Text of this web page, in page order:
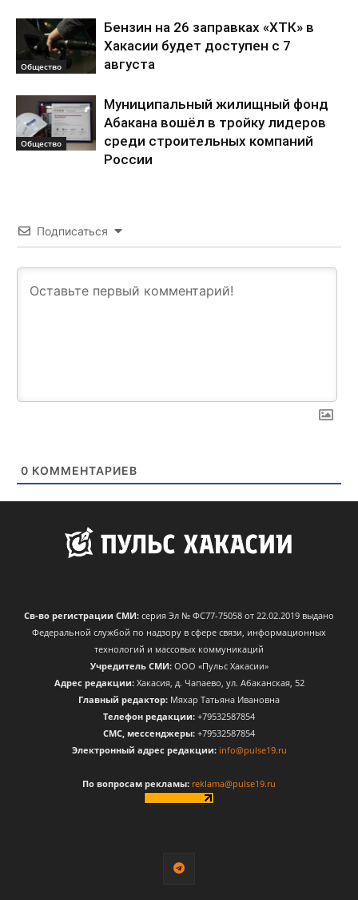
Общество
Бензин на 26 заправках «ХТК» в
Хакасии будет доступен с 7
августа
Общество
Муниципальный жилищный фонд
Абакана вошёл в тройку лидеров
среди строительных компаний
России
Подписаться
0 КОММЕНТАРИЕВ
Св-во регистрации СМИ: серия Эл № ФС77-75058 от 22.02.2019 выдано
Федеральной службой по надзору в сфере связи, информационных
технологий и массовых коммуникаций
Учредитель СМИ:ООО «Пульс Хакасии»
Адрес редакции:Хакасия, д. Чапаево, ул. Абаканская, 52
Главный редактор: Мяхар Татьяна Ивановна
Телефон редакции: +79532587854
CМС, мессенджеры: +79532587854
Электронный адрес редакции: info@pulse19.ru
По вопросам рекламы: reklama@pulse19.ru